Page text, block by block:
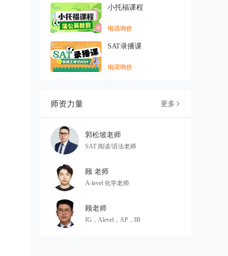
小托福课程
电话询价
SAT录播课
电话询价
师资力量 更多 
郭松坡老师
SAT 阅读/语法老师
顾 老师
A-level 化学老师
顾老师
IG，Alevel，AP，IB